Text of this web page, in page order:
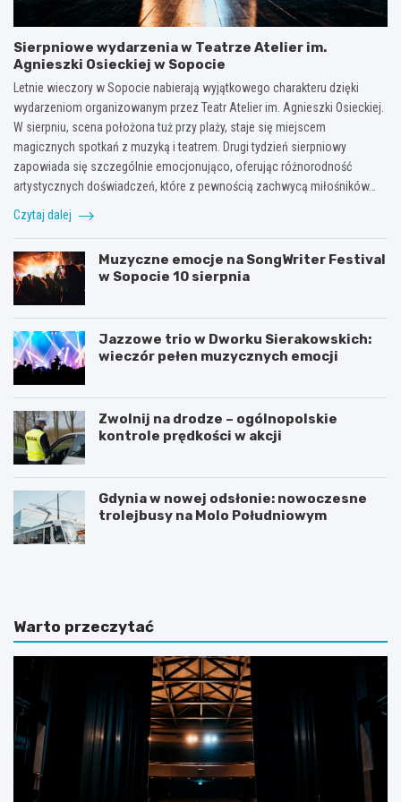
Sierpniowe wydarzenia w Teatrze Atelier im.
Agnieszki Osieckiej w Sopocie
Letnie wieczory w Sopocie nabierają wyjątkowego charakteru dzięki
wydarzeniom organizowanym przez Teatr Atelier im. Agnieszki Osieckiej.
W sierpniu, scena położona tuż przy plaży, staje się miejscem
magicznych spotkań z muzyką i teatrem. Drugi tydzień sierpniowy
zapowiada się szczególnie emocjonująco, oferując różnorodność
artystycznych doświadczeń, które z pewnością zachwycą miłośników…
Czytaj dalej
Muzyczne emocje na SongWriter Festival
w Sopocie 10 sierpnia
Jazzowe trio w Dworku Sierakowskich:
wieczór pełen muzycznych emocji
Zwolnij na drodze – ogólnopolskie
kontrole prędkości w akcji
Gdynia w nowej odsłonie: nowoczesne
trolejbusy na Molo Południowym
N
g
i
w
o
p
o
c
e
Z
n
a
a
r
a
w
S
p
Warto przeczytać